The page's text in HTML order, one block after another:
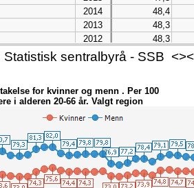
2014
48,4
2013
48,3
2012
48,3
2011
48,6
2008
49,2
2007
2006
2004
46,2
46,2
2002
46,4
Statistisk sentralbyrå - SSB
for kvinner og menn . Per 100
i alderen 20-66 år. Valgt region